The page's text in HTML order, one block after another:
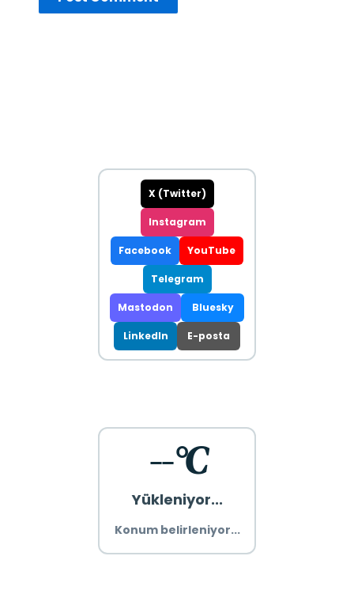
X (Twitter)
Instagram
Facebook YouTube
Telegram
Mastodon Bluesky
LinkedIn E-posta
--°C
Yükleniyor...
Konum belirleniyor...